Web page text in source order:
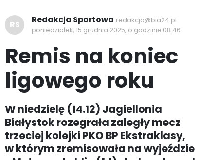
RS Redakcja Sportowa redakcja@bia24.pl
poniedziałek, 15 grudnia 2025, o godzinie 08:46
Remis na koniec
ligowego roku
W niedzielę (14.12) Jagiellonia
Białystok rozegrała zaległy mecz
trzeciej kolejki PKO BP Ekstraklasy,
w którym zremisowała na wyjeździe